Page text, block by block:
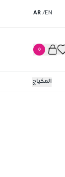
EN
/
AR
0
المكياج